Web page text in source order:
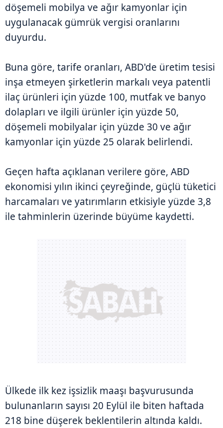
döşemeli mobilya ve ağır kamyonlar için
uygulanacak gümrük vergisi oranlarını
duyurdu.
Buna göre, tarife oranları, ABD'de üretim tesisi
inşa etmeyen şirketlerin markalı veya patentli
ilaç ürünleri için yüzde 100, mutfak ve banyo
dolapları ve ilgili ürünler için yüzde 50,
döşemeli mobilyalar için yüzde 30 ve ağır
kamyonlar için yüzde 25 olarak belirlendi.
Geçen hafta açıklanan verilere göre, ABD
ekonomisi yılın ikinci çeyreğinde, güçlü tüketici
harcamaları ve yatırımların etkisiyle yüzde 3,8
ile tahminlerin üzerinde büyüme kaydetti.
Ülkede ilk kez işsizlik maaşı başvurusunda
bulunanların sayısı 20 Eylül ile biten haftada
218 bine düşerek beklentilerin altında kaldı.